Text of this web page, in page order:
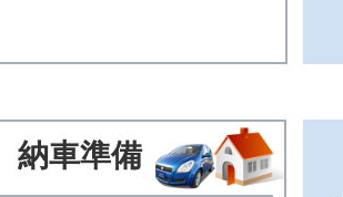
納車準備